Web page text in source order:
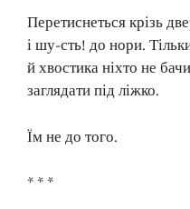
Перетиснеться крізь
і шу-сть! до нори.
й хвостика ніхто не
заглядати під ліжко.
Їм не до того.
* * *